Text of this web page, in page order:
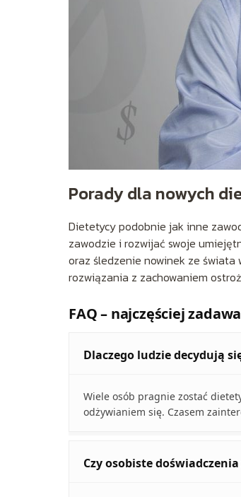
Porady dla nowych
Dietetycy podobnie jak inne
zawodzie i rozwijać swoje
oraz śledzenie nowinek ze świata
rozwiązania z zachowaniem
FAQ – najczęściej
Dlaczego ludzie decydują
Wiele osób pragnie zostać
odżywianiem się. Czasem
Czy osobiste